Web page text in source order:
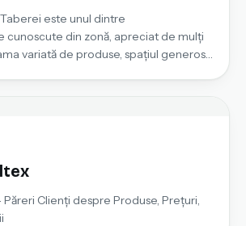
este unul dintre
cunoscute din zonă, apreciat de mulți
variată de produse, spațiul generos
de la vizite foarte bune și
rafturilor, casele self-service,
sau modul de gestionare a
urmărit principalele teme care se
clienților, punctele forte ale locației și
Clienți despre Produse, Prețuri,